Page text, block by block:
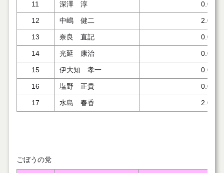
11 深澤 淳 0.000
12 中嶋 健二 2.000
13 奈良 直記 0.000
14 光延 康治 0.000
15 伊大知 孝一 0.000
16 塩野 正貴 0.000
17 水島 春香 2.000
ごぼうの党